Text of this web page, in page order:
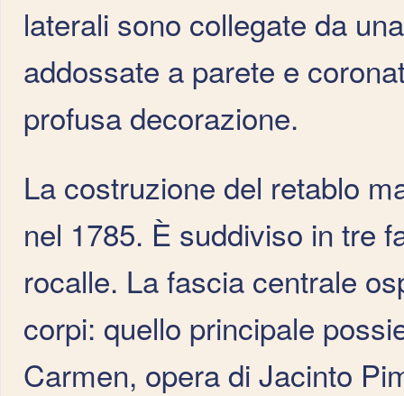
laterali sono collegate da
addossate a parete e
profusa decorazione.
La costruzione del retablo
nel 1785. È suddiviso in tre
rocalle. La fascia centrale
corpi: quello principale
Carmen, opera di Jacinto